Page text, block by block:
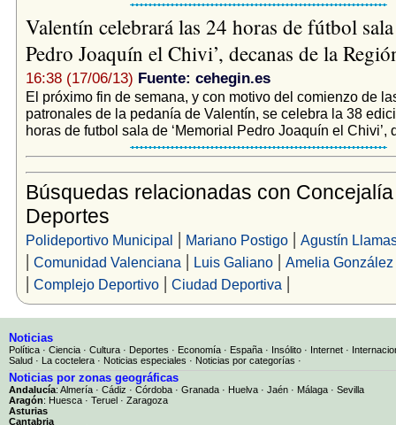
Valentín celebrará las 24 horas de fútbol
Pedro Joaquín el Chivi’, decanas de la
16:38 (17/06/13) Fuente: cehegin.es
El próximo fin de semana, y con motivo del comienzo de
patronales de la pedanía de Valentín, se celebra la 38
horas de futbol sala de ‘Memorial Pedro Joaquín el Chivi’,
Búsquedas relacionadas con
Deportes
Polideportivo Municipal | Mariano Postigo| Agustín
| Comunidad Valenciana | Luis Galiano| Amelia González
| Complejo Deportivo| Ciudad Deportiva |
Noticias
Política · Ciencia · Cultura · Deportes · Economía · España · Insólito · Internet ·
Salud · La coctelera · Noticias especiales · Noticias por categorías ·
Noticias por zonas geográficas
Andalucía: Almería · Cádiz · Córdoba · Granada · Huelva · Jaén · Málaga · Sevilla
Aragón: Huesca · Teruel · Zaragoza
Asturias
Cantabria